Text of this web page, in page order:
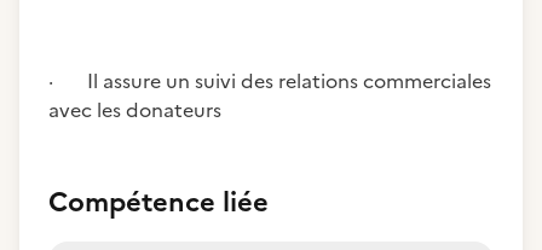
· Il assure un suivi des relations commerciales
avec les donateurs
Compétence liée